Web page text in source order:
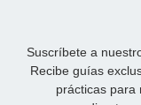
Suscríbete a
Recibe guías
prácticas para